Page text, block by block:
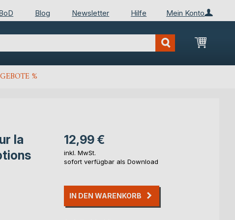
Mein Konto
Blog Newsletter Hilfe
Mein
%
la
12,99 €
inkl. MwSt.
sofort verfügbar als Download
IN DEN WARENKORB